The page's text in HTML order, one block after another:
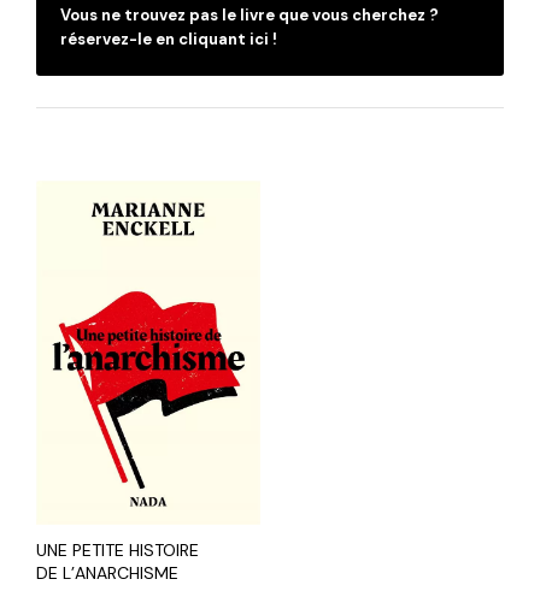
Vous ne trouvez pas le livre que vous cherchez ?
réservez-le en cliquant ici !
UNE PETITE HISTOIRE
DE L’ANARCHISME